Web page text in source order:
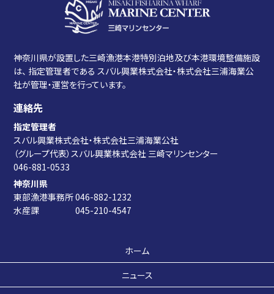
神奈川県が設置した三崎漁港本港特別泊地及び本港環境整備施設
は、 指定管理者である スバル興業株式会社・株式会社三浦海業公
社が管理・運営を行っています。
連絡先
指定管理者
スバル興業株式会社・株式会社三浦海業公社
（グループ代表）スバル興業株式会社 三崎マリンセンター
046-881-0533
神奈川県
東部漁港事務所 046-882-1232
水産課 045-210-4547
ホーム
ニュース